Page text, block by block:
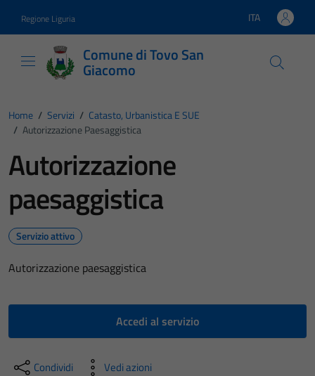
Regione Liguria Lingua attiva:
ITA
Comune di Tovo San
Giacomo
Home / Servizi / Catasto, Urbanistica E SUE
/ Autorizzazione Paesaggistica
Autorizzazione
paesaggistica
Servizio attivo
Autorizzazione paesaggistica
Accedi al servizio
Condividi Vedi azioni